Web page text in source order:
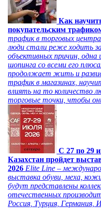
Как
покупательским
трафик в торговых
люди стали реже ходить
объективных причин, одна
шопинга со всеми его
продолжает жить и
трафик в магазинах,
влиять на то количество
торговые точки, чтобы
C 27 по 29
Казахстан пройдет
2026 Elite Line –
выставка обуви, меха,
будут представлены
отечественных
Россия, Турция, Германия,